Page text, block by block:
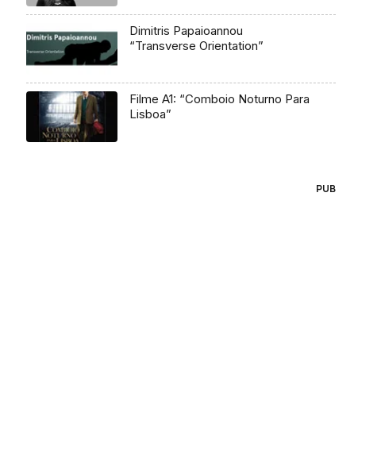
Dimitris Papaioannou
“Transverse Orientation”
Filme A1: “Comboio Noturno Para
Lisboa”
PUB